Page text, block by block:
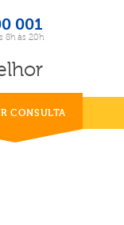
969 800 001
dias úteis das 8h às 20h
001
8h às 20h
CONSULTA